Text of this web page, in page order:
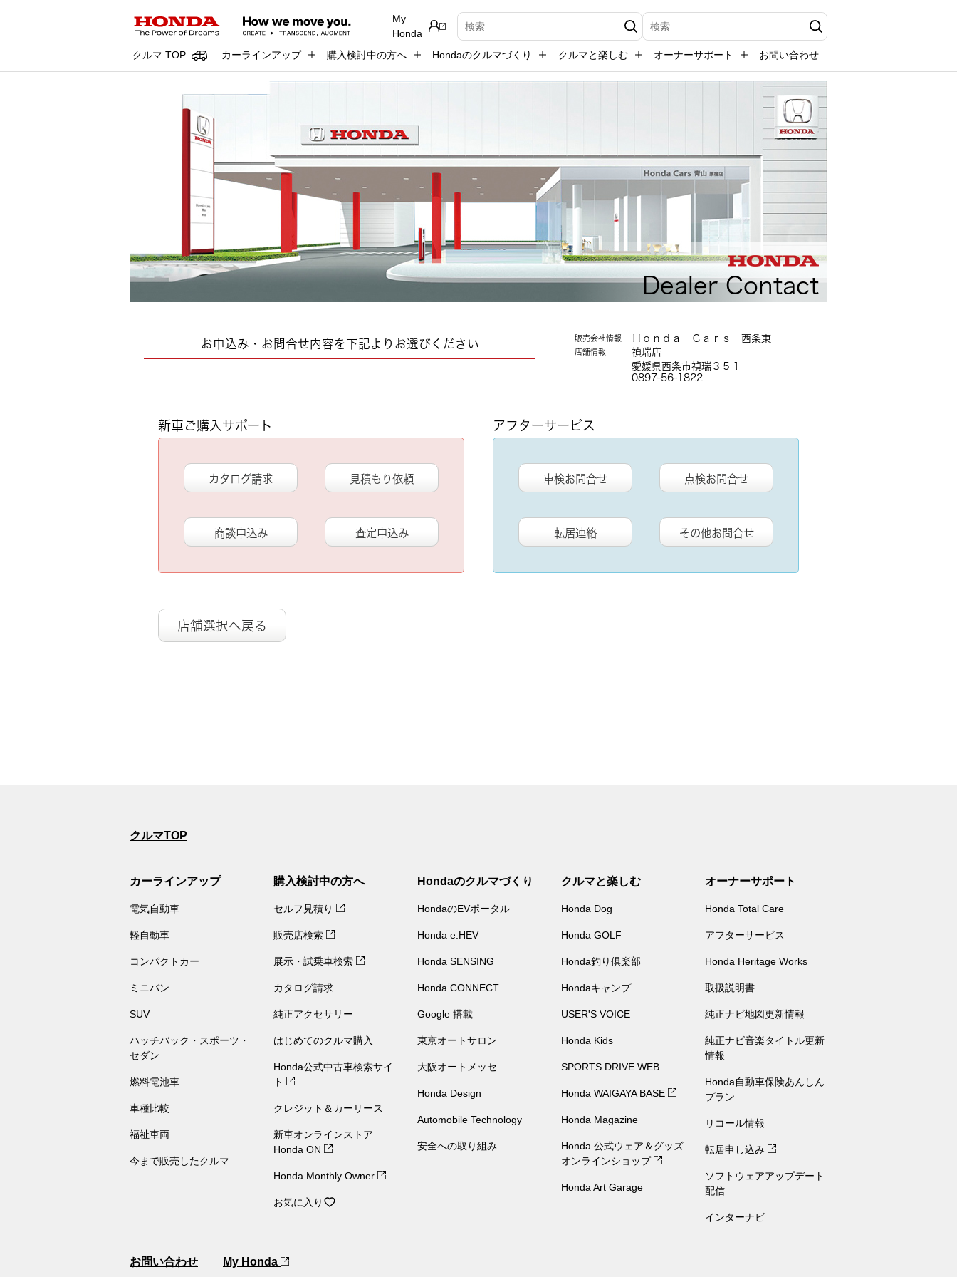
My
Honda
検索キーワード入力 検索キーワード入力
クルマ TOP カーラインアップ 購入検討中の方へ Hondaのクルマづくり クルマと楽しむ オーナーサポート お問い合わせ
Dealer Contact
販売会社情報 Ｈｏｎｄａ Ｃａｒｓ 西条東
店舗情報
禎瑞店
愛媛県西条市禎瑞３５１
0897-56-1822
お申込み・お問合せ内容を下記よりお選びください
新車ご購入サポート
カタログ請求 見積もり依頼
商談申込み 査定申込み
アフターサービス
車検お問合せ 点検お問合せ
転居連絡 その他お問合せ
店舗選択へ戻る
クルマTOP
カーラインアップ
電気自動車
軽自動車
コンパクトカー
ミニバン
SUV
ハッチバック・スポーツ・
セダン
燃料電池車
車種比較
福祉車両
今まで販売したクルマ
購入検討中の方へ
セルフ見積り
販売店検索
展示・試乗車検索
カタログ請求
純正アクセサリー
はじめてのクルマ購入
Honda公式中古車検索サイ
ト
クレジット＆カーリース
新車オンラインストア
Honda ON
Honda Monthly Owner
お気に入り
Hondaのクルマづくり
HondaのEVポータル
Honda e:HEV
Honda SENSING
Honda CONNECT
Google 搭載
東京オートサロン
大阪オートメッセ
Honda Design
Automobile Technology
安全への取り組み
クルマと楽しむ
Honda Dog
Honda GOLF
Honda釣り倶楽部
Hondaキャンプ
USER'S VOICE
Honda Kids
SPORTS DRIVE WEB
Honda WAIGAYA BASE
Honda Magazine
Honda 公式ウェア＆グッズ
オンラインショップ
Honda Art Garage
オーナーサポート
Honda Total Care
アフターサービス
Honda Heritage Works
取扱説明書
純正ナビ地図更新情報
純正ナビ音楽タイトル更新
情報
Honda自動車保険あんしん
プラン
リコール情報
転居申し込み
ソフトウェアアップデート
配信
インターナビ
お問い合わせ My Honda